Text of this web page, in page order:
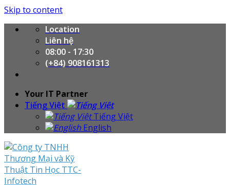
Skip to content
Location
Liên hệ
08:00 - 17:30
(+84) 908161313
Your IT Partner
Tiếng Việt
Tiếng Việt
English